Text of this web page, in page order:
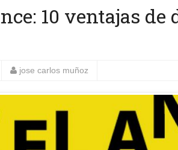
10 ventajas de
jose carlos muñoz